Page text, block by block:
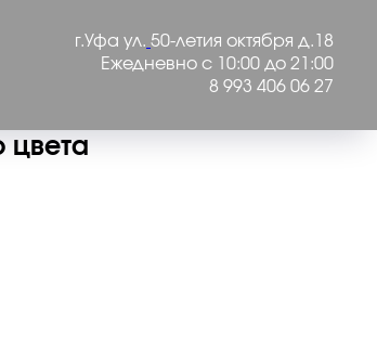
г.Уфа ул. 50-летия октября д.18
Ежедневно с 10:00 до 21:00
8 993 406 06 27
цвета